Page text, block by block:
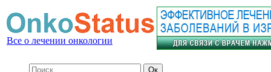
Все о лечении онкологии